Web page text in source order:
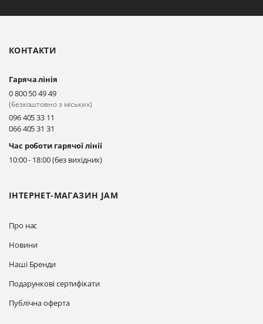
ІНТЕРНЕТ-МАГАЗИН JAM
Про нас
Новини
Наші Бренди
Подарункові сертифікати
Публічна оферта
КОНТАКТИ
Гаряча лінія
0 800 50 49 49
(безкоштовно з міських)
096 405 33 11
066 405 31 31
Час роботи гарячої лінії
10:00 - 18:00 (без вихідних)